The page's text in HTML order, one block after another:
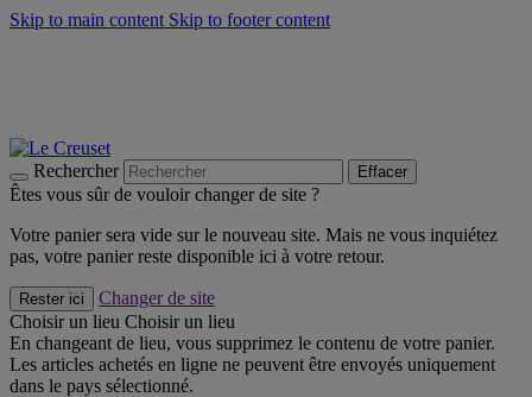
Skip to main content Skip to footer content
Rechercher Effacer
Êtes vous sûr de vouloir changer de site ?
Votre panier sera vide sur le nouveau site. Mais ne vous inquiétez
pas, votre panier reste disponible ici à votre retour.
Rester ici
Changer de site
Choisir un lieu Choisir un lieu
En changeant de lieu, vous supprimez le contenu de votre panier.
Les articles achetés en ligne ne peuvent être envoyés uniquement
dans le pays sélectionné.